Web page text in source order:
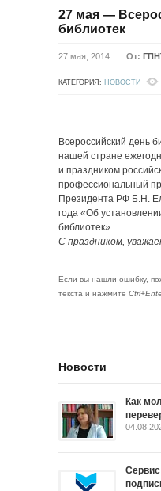
27 мая —
библиотек
27 мая, 2014 От:
КАТЕГОРИЯ: НОВОСТИ
Всероссийский день
нашей стране
и праздником
профессиональный
Президента РФ Б.Н.
года «Об
библиотек».
С праздником,
Если вы нашли ошибку,
текста и нажмите
Новости
Как
Сервис